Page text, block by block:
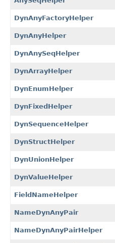
DynAnyFactoryHelper
DynAnyHelper
DynAnySeqHelper
DynArrayHelper
DynEnumHelper
DynFixedHelper
DynSequenceHelper
DynStructHelper
DynUnionHelper
DynValueHelper
FieldNameHelper
NameDynAnyPair
NameDynAnyPairHelper